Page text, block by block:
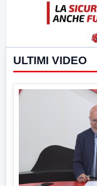
ULTIMI VIDEO